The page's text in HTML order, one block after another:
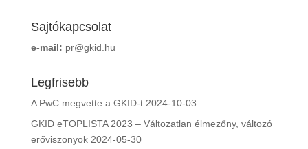
Sajtókapcsolat
e-mail: pr@gkid.hu
Legfrisebb
A PwC megvette a GKID-t 2024-10-03
GKID eTOPLISTA 2023 – Változatlan élmezőny, változó
erőviszonyok 2024-05-30